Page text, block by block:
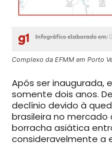
Complexo da EFMM em Porto
Após ser inaugurada,
somente dois anos.
declínio devido à
brasileira no mercado
borracha asiática
consideravelmente a